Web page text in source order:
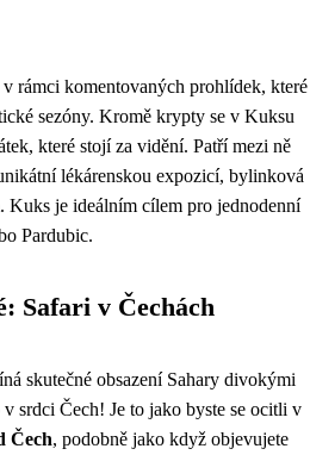
rámci komentovaných prohlídek, které
sezóny. Kromě krypty se v Kuksu
které stojí za vidění. Patří mezi ně
lékárenskou expozicí, bylinková
Kuks je ideálním cílem pro jednodenní
Pardubic.
Safari v Čechách
skutečné obsazení Sahary divokými
srdci Čech! Je to jako byste se ocitli v
Čech, podobně jako když objevujete